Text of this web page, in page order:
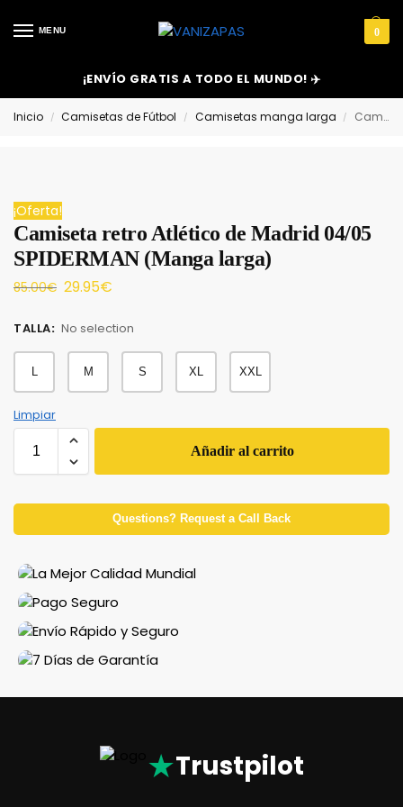
MENU 0
¡ENVÍO GRATIS A TODO EL MUNDO! ✈️
Inicio / Camisetas de Fútbol / Camisetas manga larga / Camiseta retro Atlético de Madrid 04/05 SPIDERMAN (Manga larga)
¡Oferta!
Camiseta retro Atlético de Madrid 04/05
SPIDERMAN (Manga larga)
85.00€ 29.95€
TALLA: No selection
L M S XL XXL
Limpiar
Añadir al carrito
Questions? Request a Call Back
★Trustpilot